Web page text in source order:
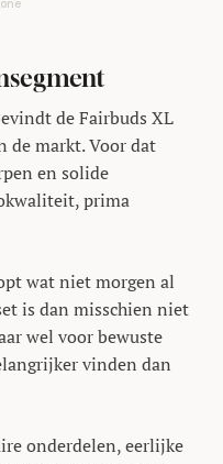
de Fairbuds XL
de markt. Voor dat
en solide
prima
wat niet morgen al
is dan misschien niet
wel voor bewuste
vinden dan
onderdelen, eerlijke